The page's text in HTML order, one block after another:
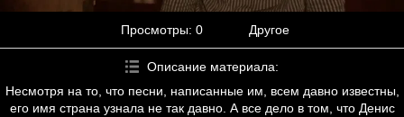
Просмотры: 0 Другое
Описание материала:
Несмотря на то, что песни, написанные им, всем давно известны,
его имя страна узнала не так давно. А все дело в том, что Денис